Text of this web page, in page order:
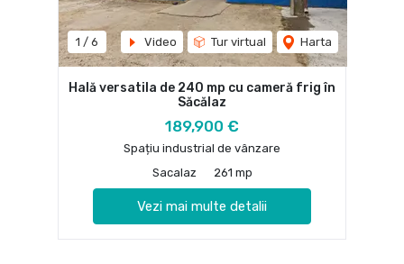
1 / 6 Video Tur virtual Harta
Hală versatila de 240 mp cu cameră frig în
Săcălaz
189,900 €
Spațiu industrial de vânzare
Sacalaz
261 mp
Vezi mai multe detalii